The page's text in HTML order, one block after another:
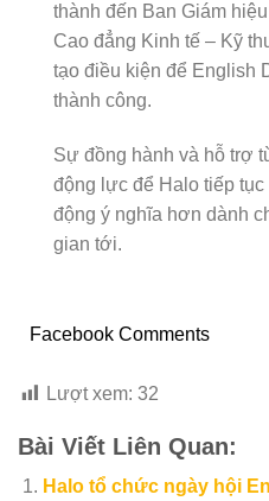
thành đến Ban Giám
Cao đẳng Kinh tế – Kỹ
tạo điều kiện để English
thành công.
Sự đồng hành và hỗ trợ
động lực để Halo tiếp
động ý nghĩa hơn dành
gian tới.
Facebook Comments
Lượt xem: 32
Bài Viết Liên Quan:
Halo tổ chức ngày hội